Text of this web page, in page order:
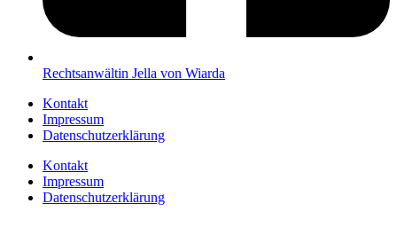
Rechtsanwältin Jella von Wiarda
Kontakt
Impressum
Datenschutzerklärung
Kontakt
Impressum
Datenschutzerklärung